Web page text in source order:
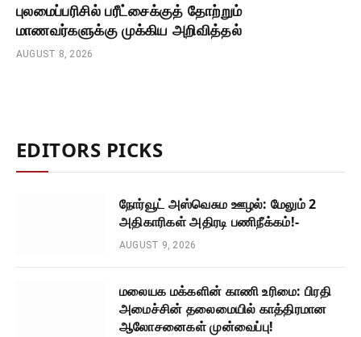
புலமைப்பரிசில் பரீட்சைக்குத் தோற்றும்
மாணவர்களுக்கு முக்கிய அறிவித்தல்
AUGUST 8, 2026
EDITORS PICKS
நோர்வூட் அஸ்வெசும ஊழல்: மேலும் 2
அதிகாரிகள் அதிரடி பணிநீக்கம்!-
AUGUST 9, 2026
மலையக மக்களின் காணி உரிமை: பிரதி
அமைச்சின் தலைமையில் காத்திரமான
ஆலோசனைகள் முன்வைப்பு!